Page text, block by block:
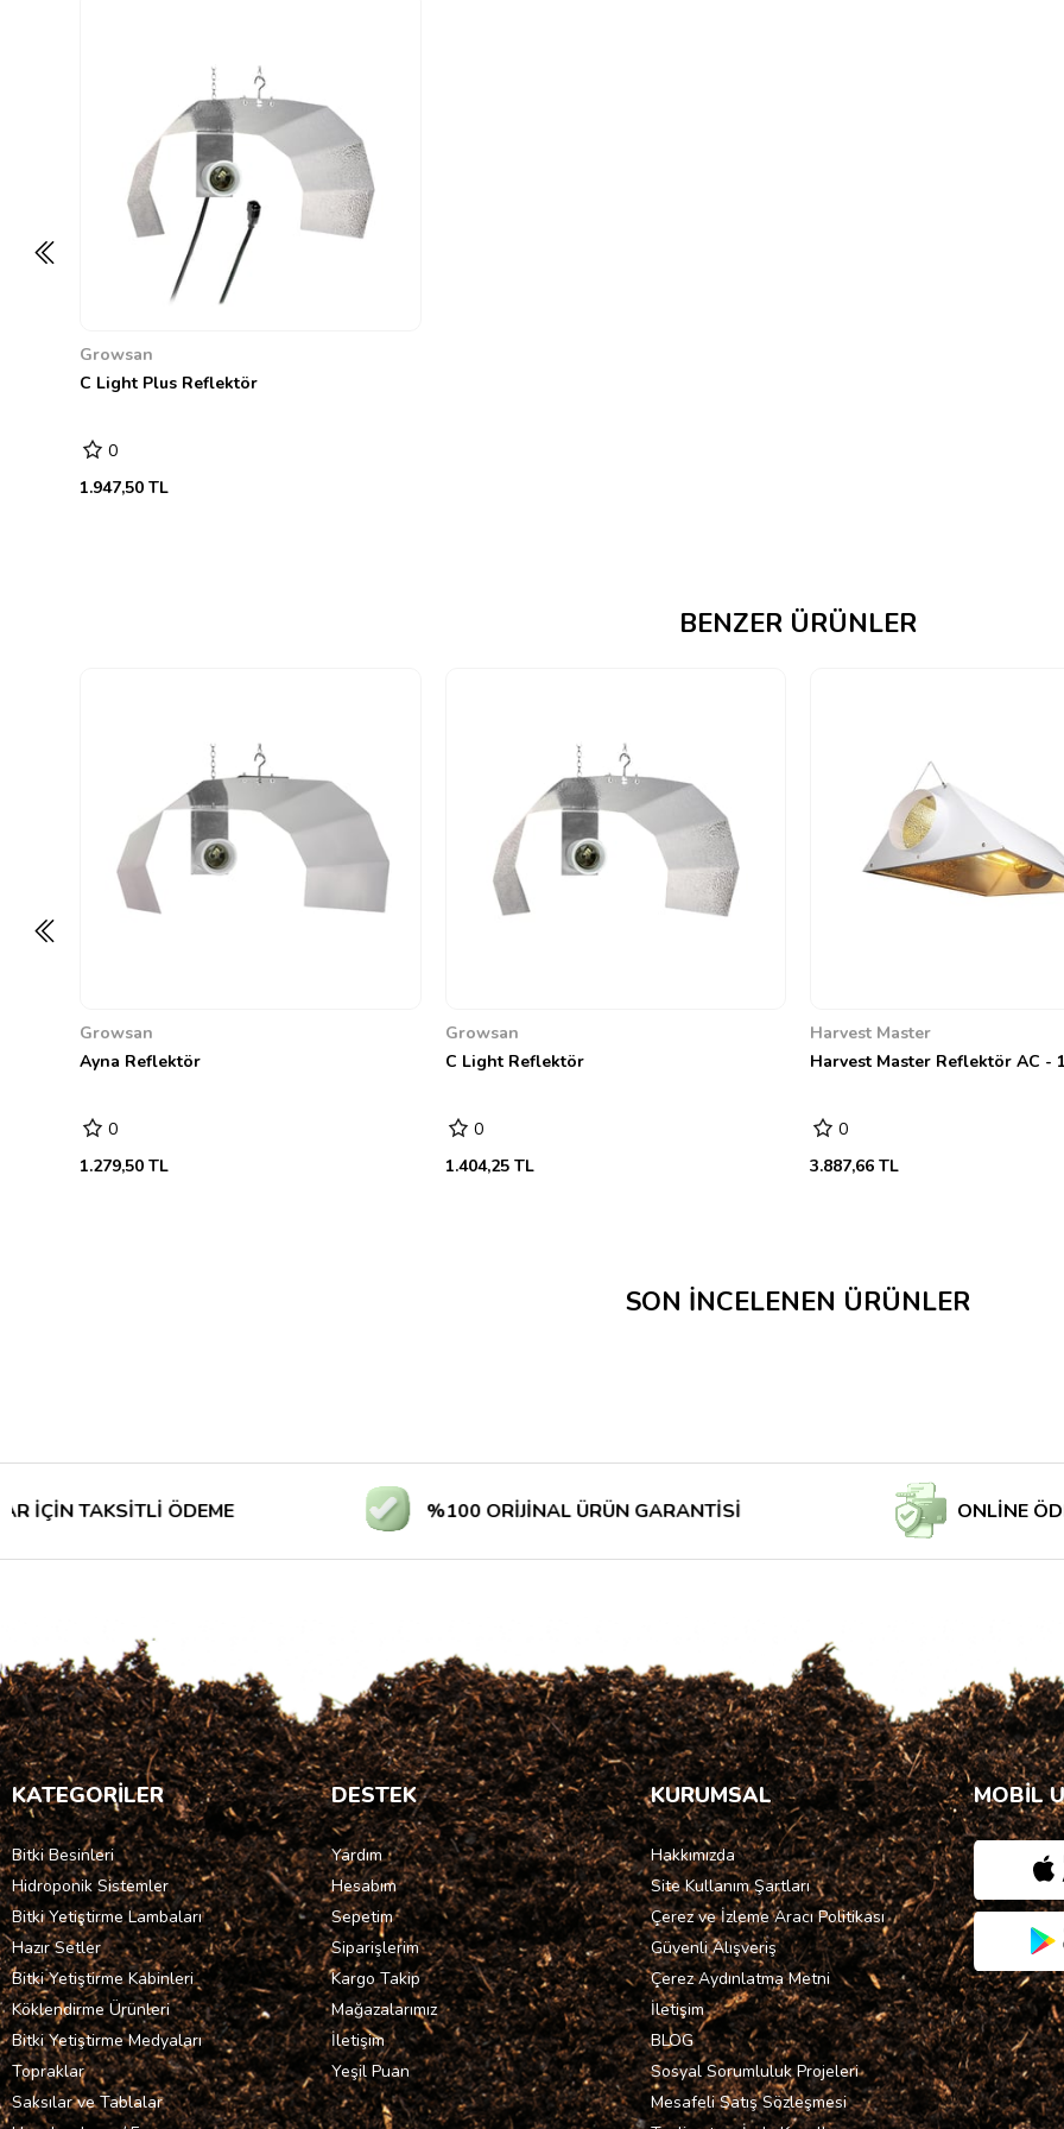
Growsan
C Light Plus Reflektör
0
1.947,50 TL
BENZER ÜRÜNLER
Growsan
Ayna Reflektör
0
1.279,50 TL
Growsan
C Light Reflektör
0
1.404,25 TL
Harvest Master
Harvest Master Reflektör AC -
0
3.887,66 TL
SON İNCELENEN ÜRÜNLER
ÖDEME %100 ORİJİNAL ÜRÜN GARANTİSİ ONLİNE ÖDE
KATEGORİLER
Bitki Besinleri
Hidroponik Sistemler
Bitki Yetiştirme Lambaları
Hazır Setler
Bitki Yetiştirme Kabinleri
Köklendirme Ürünleri
Bitki Yetiştirme Medyaları
Topraklar
Saksılar ve Tablalar
DESTEK
Yardım
Hesabım
Sepetim
Siparişlerim
Kargo Takip
Mağazalarımız
İletişim
Yeşil Puan
KURUMSAL
Hakkımızda
Site Kullanım Şartları
Çerez ve İzleme Aracı Politikası
Güvenli Alışveriş
Çerez Aydınlatma Metni
İletişim
BLOG
Sosyal Sorumluluk Projeleri
Mesafeli Satış Sözleşmesi
MOBİL